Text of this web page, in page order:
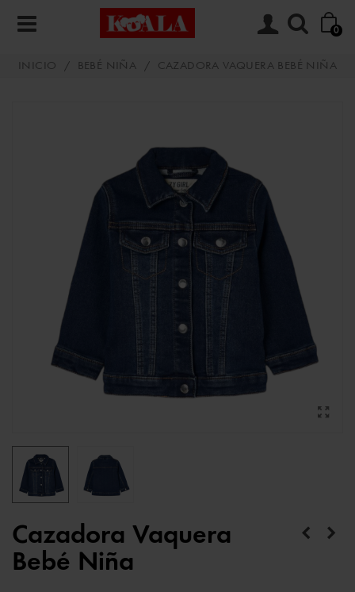
0
INICIO / BEBÉ NIÑA / CAZADORA VAQUERA BEBÉ NIÑA
Cazadora Vaquera
Bebé Niña